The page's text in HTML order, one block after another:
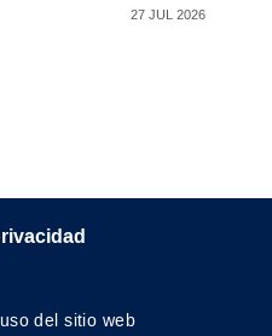
27 JUL 2026
del sitio web